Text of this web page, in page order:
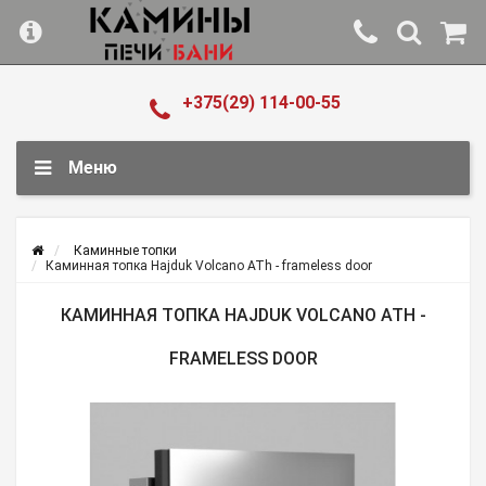
+375(29) 114-00-55
Меню
Каминные топки
Каминная топка Hajduk Volcano ATh - frameless door
КАМИННАЯ ТОПКА HAJDUK VOLCANO ATH -
FRAMELESS DOOR